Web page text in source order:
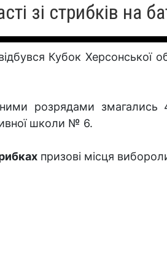
зі стрибків на
Кубок Херсонської
розрядами змагались
школи № 6.
призові місця